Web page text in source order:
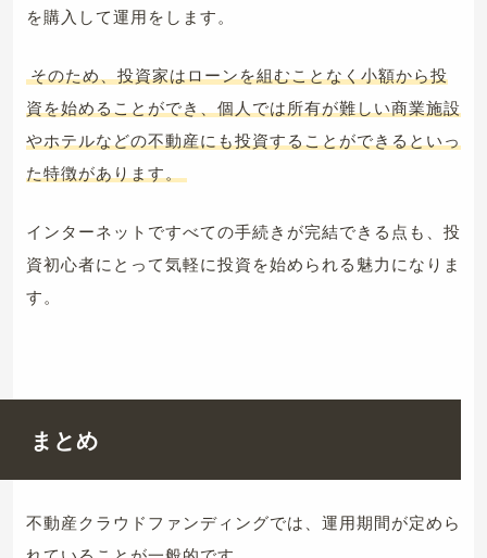
を購入して運用をします。
そのため、投資家はローンを組むことなく小額から投
資を始めることができ、個人では所有が難しい商業施設
やホテルなどの不動産にも投資することができるといっ
た特徴があります。
インターネットですべての手続きが完結できる点も、投
資初心者にとって気軽に投資を始められる魅力になりま
す。
まとめ
不動産クラウドファンディングでは、運用期間が定めら